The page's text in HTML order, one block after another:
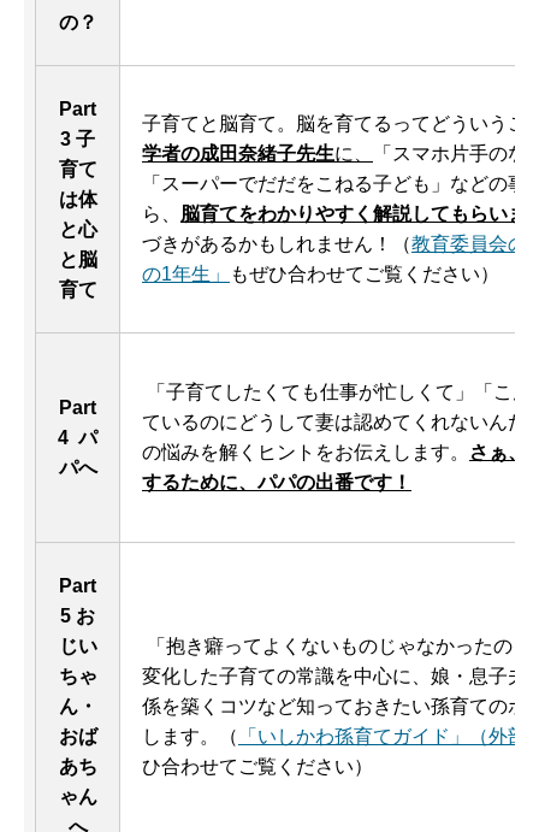
の？
Part
3 子
育て
は体
と心
と脳
育て
子育てと脳育て。脳を育てるってどういうこ
学者の成田奈緒子先生に、
「スマホ片手のな
「スーパーでだだをこねる子ども」などの事
ら、 脳育てをわかりやすく解説してもらいま
づきがあるかもしれません！（教育委員会の
の1年生」
もぜひ合わせてご覧ください）
Part
4 パ
パへ
「子育てしたくても仕事が忙しくて」「こん
ているのにどうして妻は認めてくれないんだ
の悩みを解くヒントをお伝えします。
さぁ、
するために、パパの出番です！
Part
5 お
じい
ちゃ
ん・
おば
あち
ゃん
へ
「抱き癖ってよくないものじゃなかったの？
変化した子育ての常識を中心に、娘・息子夫
係を築くコツなど知っておきたい孫育てのポ
します。（
「いしかわ孫育てガイド」（外部
ひ合わせてご覧ください）